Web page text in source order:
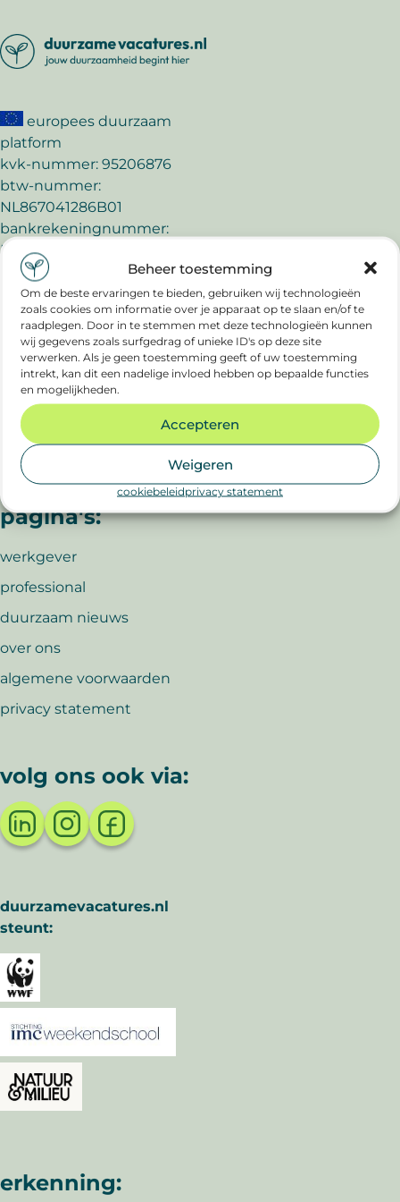
Beheer toestemming
Om de beste ervaringen te bieden, gebruiken wij technologieën
zoals cookies om informatie over je apparaat op te slaan en/of te
raadplegen. Door in te stemmen met deze technologieën kunnen
wij gegevens zoals surfgedrag of unieke ID's op deze site
verwerken. Als je geen toestemming geeft of uw toestemming
intrekt, kan dit een nadelige invloed hebben op bepaalde functies
en mogelijkheden.
Accepteren
Weigeren
cookiebeleidprivacy statement
europees duurzaam
platform
kvk-nummer: 95206876
btw-nummer:
NL867041286B01
bankrekeningnummer:
NL57TRIO0320934764
e-mail:
info@duurzamevacatures.nl
duurzamevacatures.nl is
partner van:
belangrijke
pagina's:
werkgever
professional
duurzaam nieuws
over ons
algemene voorwaarden
privacy statement
volg ons ook via:
duurzamevacatures.nl
steunt:
erkenning: